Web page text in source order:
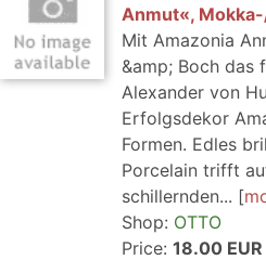
Anmut«,
Mit Amazonia
&amp; Boch das
Alexander von
Erfolgsdekor
Formen. Edles
Porcelain trifft
schillernden...
Shop: OTTO
Price: 18.00 EUR